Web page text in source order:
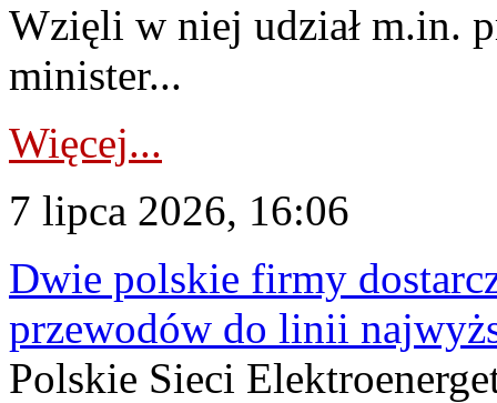
Wzięli w niej udział m.in.
minister...
Więcej...
7 lipca 2026, 16:06
Dwie polskie firmy
przewodów do linii
Polskie Sieci